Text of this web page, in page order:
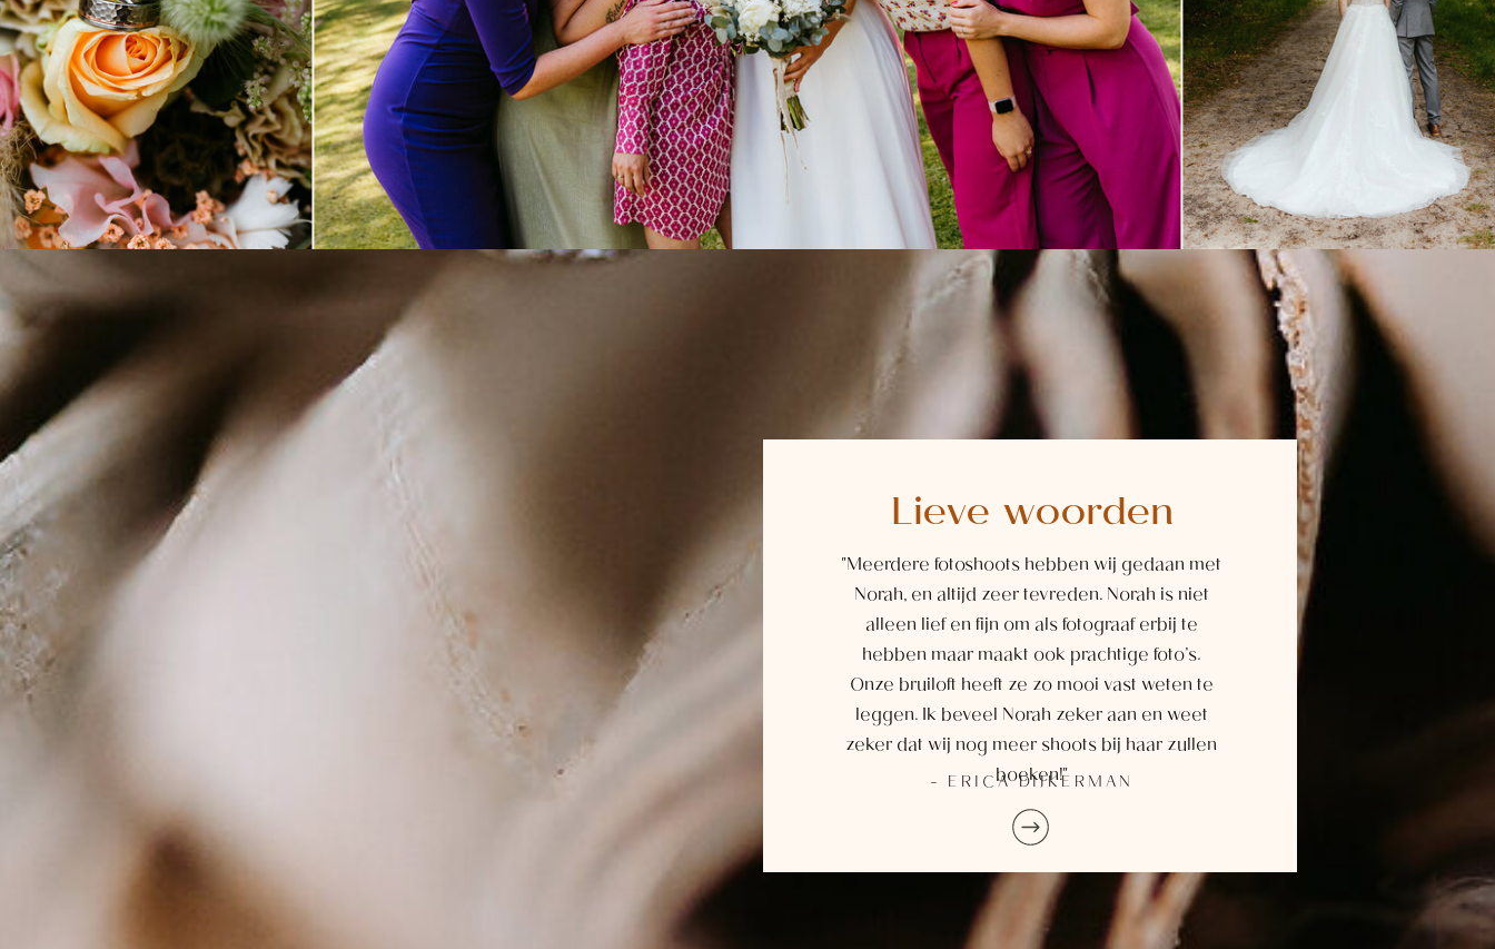
Lieve woorden
"Meerdere fotoshoots hebben wij gedaan met
Norah, en altijd zeer tevreden. Norah is niet
alleen lief en fijn om als fotograaf erbij te
hebben maar maakt ook prachtige foto’s.
Onze bruiloft heeft ze zo mooi vast weten te
leggen. Ik beveel Norah zeker aan en weet
zeker dat wij nog meer shoots bij haar zullen
boeken!"
- ERICA DIJKERMAN